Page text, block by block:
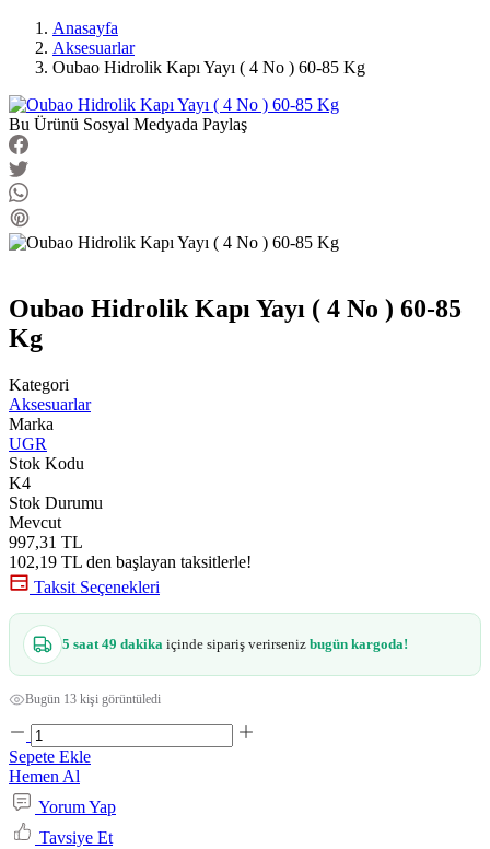
Anasayfa
Aksesuarlar
Oubao Hidrolik Kapı Yayı ( 4 No ) 60-85 Kg
Bu Ürünü Sosyal Medyada Paylaş
Oubao Hidrolik Kapı Yayı ( 4 No ) 60-85
Kg
Kategori
Aksesuarlar
Marka
UGR
Stok Kodu
K4
Stok Durumu
Mevcut
997,31 TL
102,19 TL den başlayan taksitlerle!
Taksit Seçenekleri
5 saat 49 dakika içinde sipariş verirseniz bugün kargoda!
Bugün 13 kişi görüntüledi
Sepete Ekle
Hemen Al
Yorum Yap
Tavsiye Et